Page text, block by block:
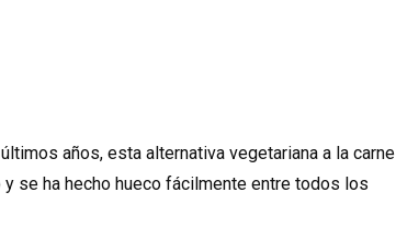
años, esta alternativa vegetariana a la carne
se ha hecho hueco fácilmente entre todos los